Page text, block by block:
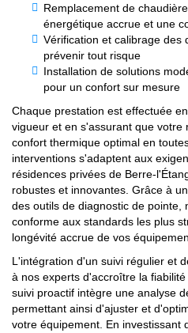
Remplacement de
énergétique accrue et une
Vérification et calibrage des
prévenir tout risque
Installation de solutions
pour un confort sur mesure
Chaque prestation est effectuée
vigueur et en s'assurant que votre
confort thermique optimal en
interventions s'adaptent aux
résidences privées de Berre-
robustes et innovantes. Grâce à
des outils de diagnostic de pointe,
conforme aux standards les plus
longévité accrue de vos
L'intégration d'un suivi régulier et
à nos experts d'accroître la
suivi proactif intègre une analyse
permettant ainsi d'ajuster et
votre équipement. En investissant